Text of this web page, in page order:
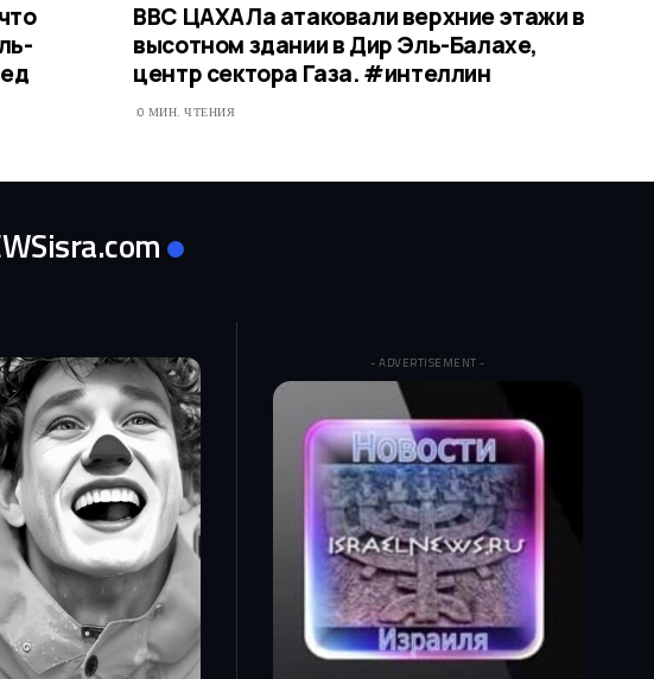
ВВС ЦАХАЛа атаковали верхние этажи в
высотном здании в Дир Эль-Балахе,
центр сектора Газа. #интеллин
0 МИН. ЧТЕНИЯ
- ADVERTISEMENT -